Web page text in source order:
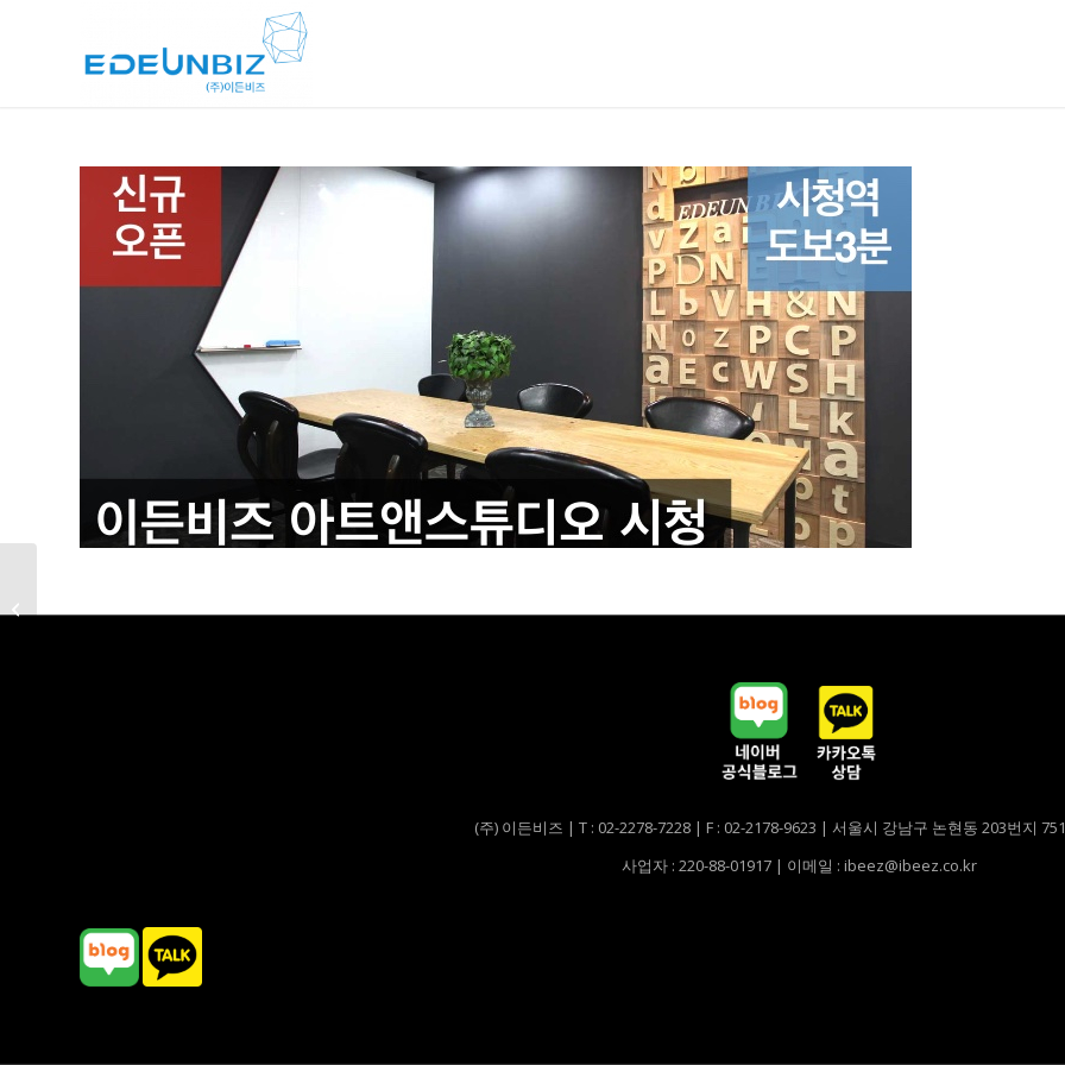
(주) 이든비즈 | T : 02-2278-7228 | F : 02-2178-9623 | 서울시 강남구 논현동 203번지
사업자 : 220-88-01917 | 이메일 : ibeez@ibeez.co.kr